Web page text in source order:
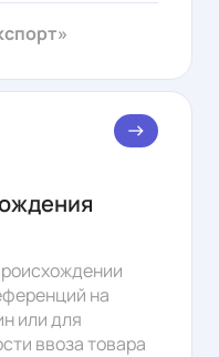
на
или для
ввоза товара
east